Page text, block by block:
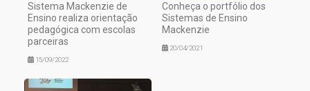
Sistema Mackenzie de
Ensino realiza orientação
pedagógica com escolas
parceiras
15/09/2022
Conheça o portfólio dos
Sistemas de Ensino
Mackenzie
20/04/2021